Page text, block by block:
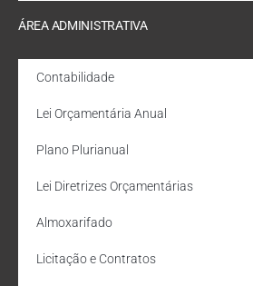
ÁREA ADMINISTRATIVA
Contabilidade
Lei Orçamentária Anual
Plano Plurianual
Lei Diretrizes Orçamentárias
Almoxarifado
Licitação e Contratos